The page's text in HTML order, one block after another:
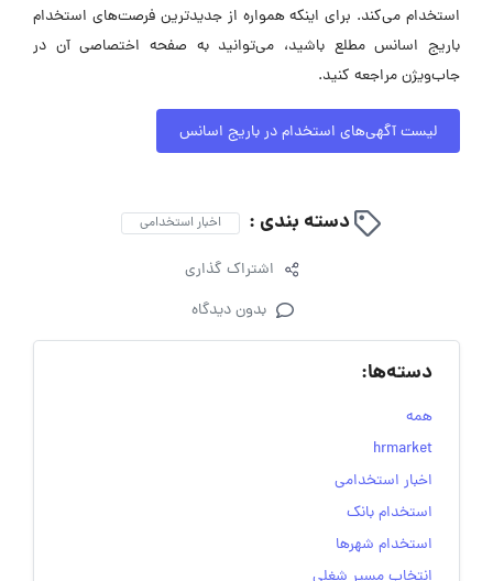
استخدام می‌کند. برای اینکه همواره از جدیدترین فرصت‌های استخدام
باریج اسانس مطلع باشید، می‌توانید به صفحه اختصاصی آن در
جاب‌ویژن مراجعه کنید.
لیست آگهی‌های استخدام در باریج اسانس
دسته بندی : اخبار استخدامی
اشتراک گذاری
بدون دیدگاه
دسته‌ها:
همه
hrmarket
اخبار استخدامی
استخدام بانک
استخدام شهرها